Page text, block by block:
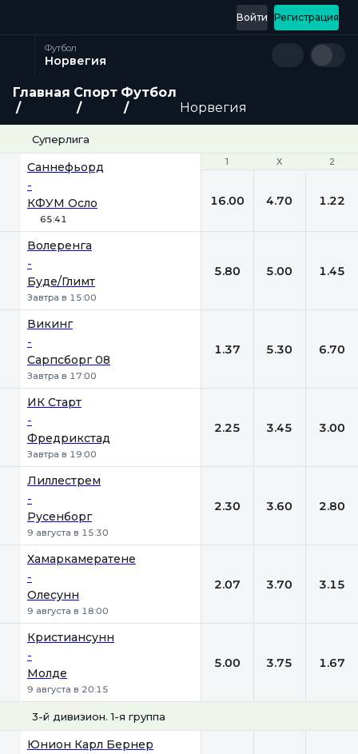
Регистрация
Войти
Футбол
Норвегия
Главная Спорт Футбол
Норвегия
Суперлига
1 Х 2
Саннефьорд
-
КФУМ Осло
65:41
1 Х 2
16.00 4.70 1.22
Волеренга
-
Буде/Глимт
Завтра в 15:00
5.80 5.00 1.45
Викинг
-
Сарпсборг 08
Завтра в 17:00
1.37 5.30 6.70
ИК Старт
-
Фредрикстад
Завтра в 19:00
2.25 3.45 3.00
Лиллестрем
-
Русенборг
9 августа в 15:30
2.30 3.60 2.80
Хамаркамератене
-
Олесунн
9 августа в 18:00
2.07 3.70 3.15
Кристиансунн
-
Молде
9 августа в 20:15
5.00 3.75 1.67
3-й дивизион. 1-я группа
Юнион Карл Бернер